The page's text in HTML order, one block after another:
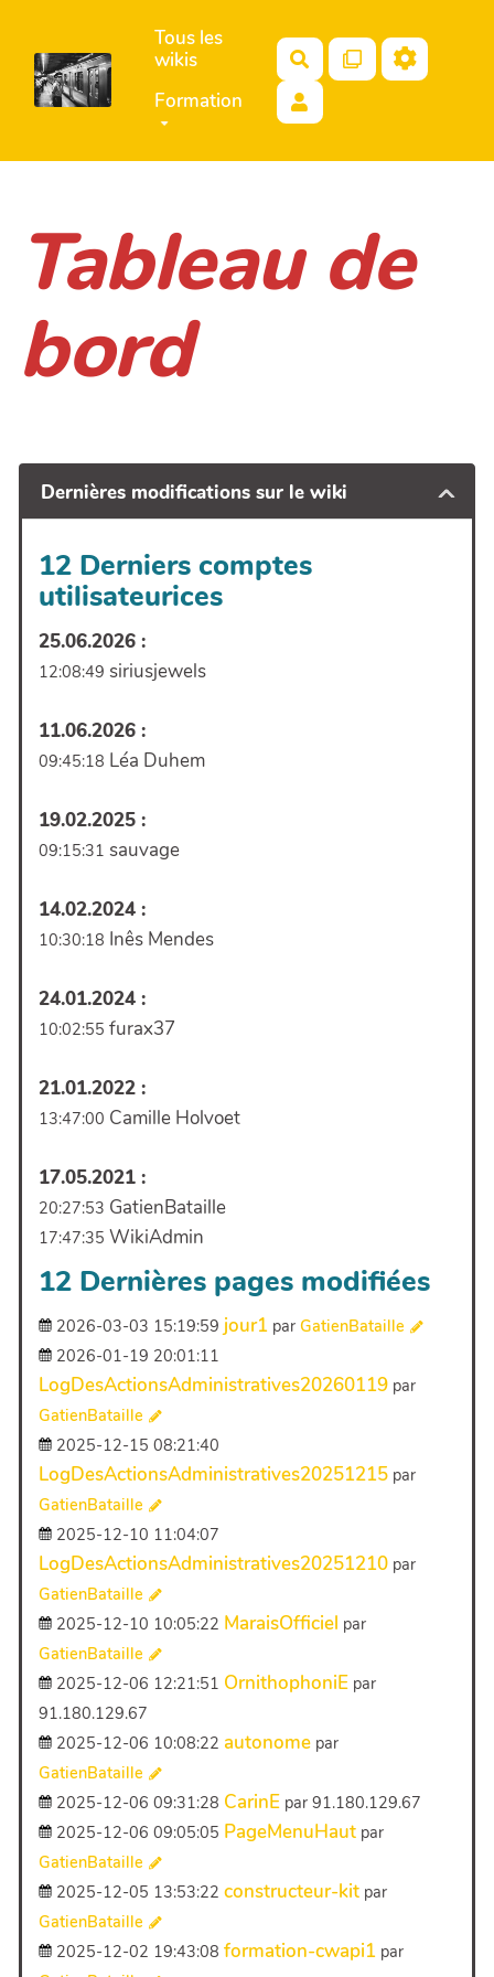
Aller au contenu principal
Tous les
wikis
Formation
Rechercher
Tableau de
bord
Dernières modifications sur le wiki
12 Derniers comptes
utilisateurices
25.06.2026 :
12:08:49 siriusjewels
11.06.2026 :
09:45:18 Léa Duhem
19.02.2025 :
09:15:31 sauvage
14.02.2024 :
10:30:18 Inês Mendes
24.01.2024 :
10:02:55 furax37
21.01.2022 :
13:47:00 Camille Holvoet
17.05.2021 :
20:27:53 GatienBataille
17:47:35 WikiAdmin
12 Dernières pages modifiées
2026-03-03 15:19:59 jour1 par GatienBataille
2026-01-19 20:01:11
LogDesActionsAdministratives20260119 par
GatienBataille
2025-12-15 08:21:40
LogDesActionsAdministratives20251215 par
GatienBataille
2025-12-10 11:04:07
LogDesActionsAdministratives20251210 par
GatienBataille
2025-12-10 10:05:22 MaraisOfficiel par
GatienBataille
2025-12-06 12:21:51 OrnithophoniE par
91.180.129.67
2025-12-06 10:08:22 autonome par
GatienBataille
2025-12-06 09:31:28 CarinE par 91.180.129.67
2025-12-06 09:05:05 PageMenuHaut par
GatienBataille
2025-12-05 13:53:22 constructeur-kit par
GatienBataille
2025-12-02 19:43:08 formation-cwapi1 par